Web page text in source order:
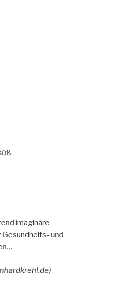
imaginäre
und